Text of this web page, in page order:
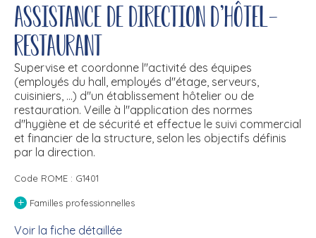
Assistance de direction d'hôtel-
restaurant
Supervise et coordonne l''activité des équipes
(employés du hall, employés d''étage, serveurs,
cuisiniers, ...) d''un établissement hôtelier ou de
restauration. Veille à l''application des normes
d''hygiène et de sécurité et effectue le suivi commercial
et financier de la structure, selon les objectifs définis
par la direction.
Code ROME : G1401
+ Familles professionnelles
Voir la fiche détaillée